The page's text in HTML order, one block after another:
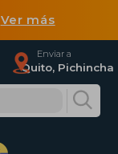
Ver más
Enviar a
Quito, Pichincha